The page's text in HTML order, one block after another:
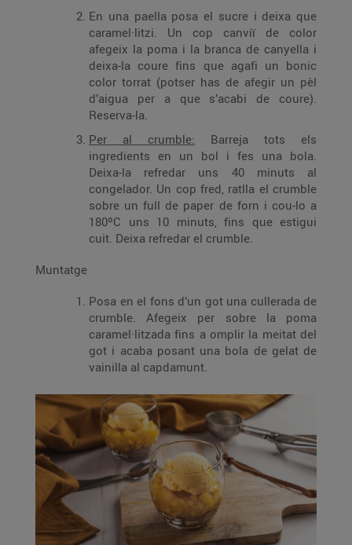
En una paella posa el sucre i deixa que
caramel·litzi. Un cop canviï de color
afegeix la poma i la branca de canyella i
deixa-la coure fins que agafi un bonic
color torrat (potser has de afegir un pèl
d’aigua per a que s’acabi de coure).
Reserva-la.
Per al crumble: Barreja tots els
ingredients en un bol i fes una bola.
Deixa-la refredar uns 40 minuts al
congelador. Un cop fred, ratlla el crumble
sobre un full de paper de forn i cou-lo a
180ºC uns 10 minuts, fins que estigui
cuit. Deixa refredar el crumble.
Muntatge
Posa en el fons d’un got una cullerada de
crumble. Afegeix per sobre la poma
caramel·litzada fins a omplir la meitat del
got i acaba posant una bola de gelat de
vainilla al capdamunt.